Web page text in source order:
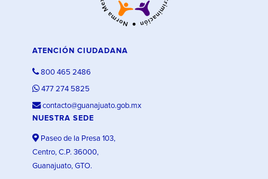
ATENCIÓN CIUDADANA
800 465 2486
477 274 5825
contacto@guanajuato.gob.mx
NUESTRA SEDE
Paseo de la Presa 103,
Centro, C.P. 36000,
Guanajuato, GTO.